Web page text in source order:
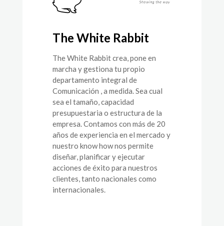
The White Rabbit
The White Rabbit crea, pone en
marcha y gestiona tu propio
departamento integral de
Comunicación , a medida. Sea cual
sea el tamaño, capacidad
presupuestaria o estructura de la
empresa. Contamos con más de 20
años de experiencia en el mercado y
nuestro know how nos permite
diseñar, planificar y ejecutar
acciones de éxito para nuestros
clientes, tanto nacionales como
internacionales.